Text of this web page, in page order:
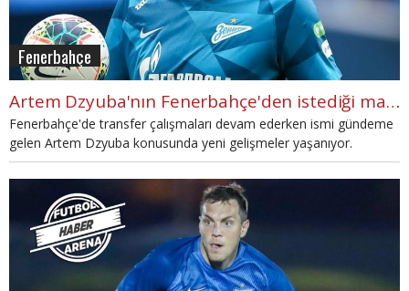
Fenerbahçe
Artem Dzyuba'nın Fenerbahçe'den istediği maaş
Fenerbahçe'de transfer çalışmaları devam ederken ismi gündeme
gelen Artem Dzyuba konusunda yeni gelişmeler yaşanıyor.